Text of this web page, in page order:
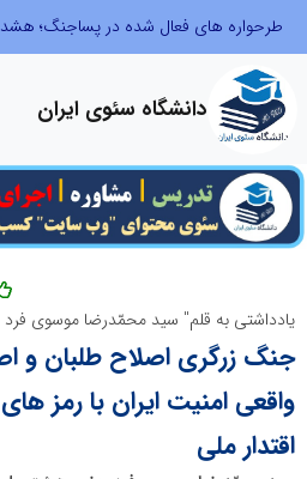
دانشگاه سئوی ایران
یادداشتی به قلم" سید محمّدرضا موسوی فرد
جنگ زرگری اصلاح طلبان و
واقعی امنیت ایران با رمز
اقتدار ملی